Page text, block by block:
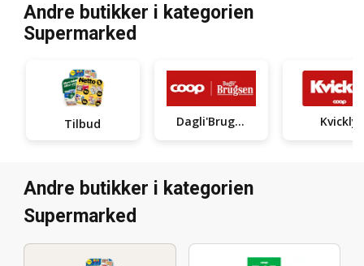
Andre butikker i kategorien
Supermarked
Tilbud Dagli'Brugsen Kvickly
Andre butikker i kategorien
Supermarked